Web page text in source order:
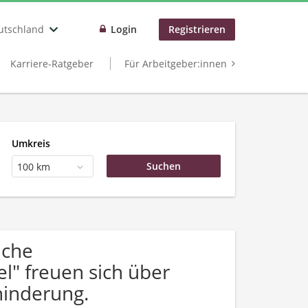
Login Registrieren
Karriere-Ratgeber Für Arbeitgeber:innen
Umkreis
100 km
freuen sich über